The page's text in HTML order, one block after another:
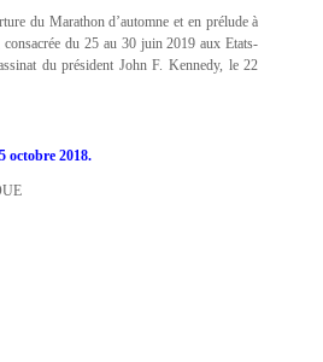
du Marathon d’automne et en prélude à
du 25 au 30 juin 2019 aux Etats-
du président John F. Kennedy, le 22
octobre 2018.